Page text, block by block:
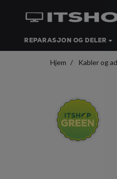
REPARASJON OG DELER
Hjem Kabler og